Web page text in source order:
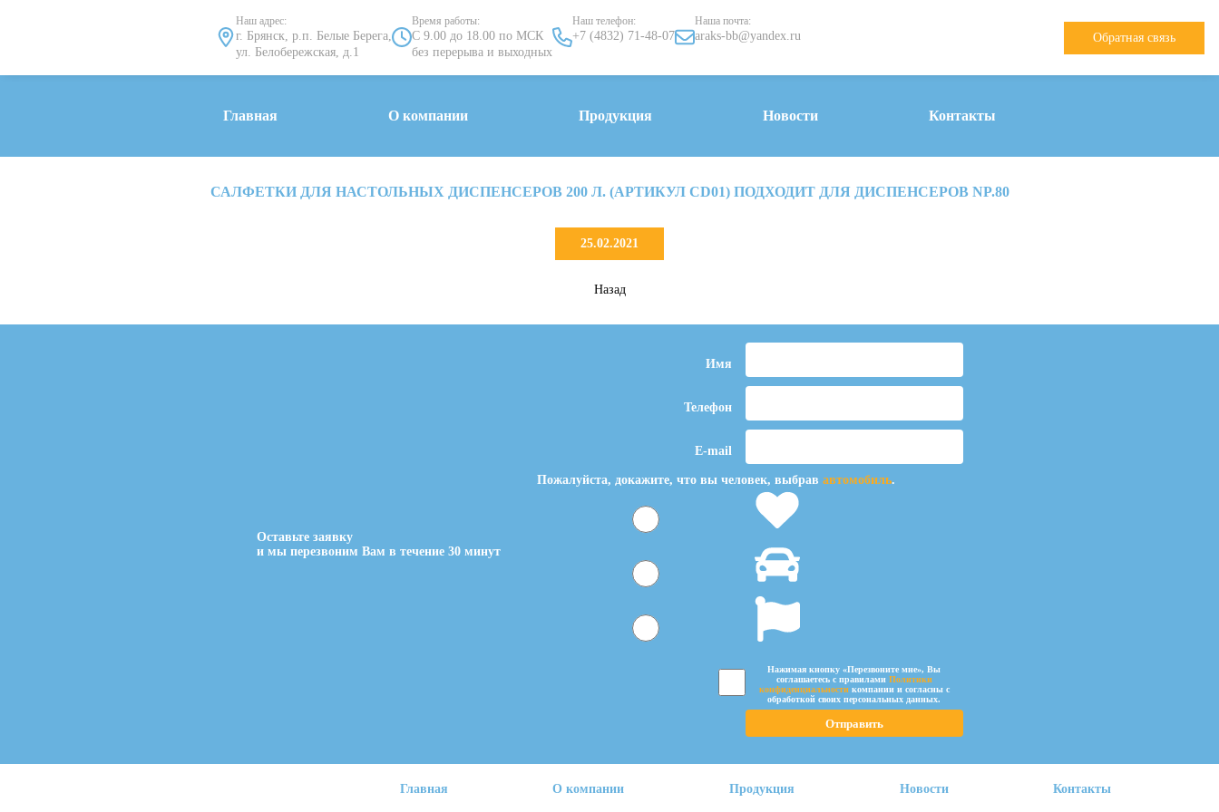
Наш адрес:
г. Брянск, р.п. Белые Берега,
ул. Белобережская, д.1
Время работы:
С 9.00 до 18.00 по МСК
без перерыва и выходных
Наш телефон:
+7 (4832) 71-48-07
Наша почта:
araks-bb@yandex.ru Обратная связь
Главная О компании Продукция Новости Контакты
САЛФЕТКИ ДЛЯ НАСТОЛЬНЫХ ДИСПЕНСЕРОВ 200 Л. (АРТИКУЛ CD01) ПОДХОДИТ ДЛЯ ДИСПЕНСЕРОВ NP.80
25.02.2021
Назад
Оставьте заявку
и мы перезвоним Вам в течение 30 минут
Имя
Телефон
E-mail
Пожалуйста, докажите, что вы человек, выбрав автомобиль.
Нажимая кнопку «Перезвоните мне», Вы
соглашаетесь c правилами Политики
конфиденциальностикомпании и согласны с
обработкой своих персональных данных.
Главная О компании Продукция Новости Контакты